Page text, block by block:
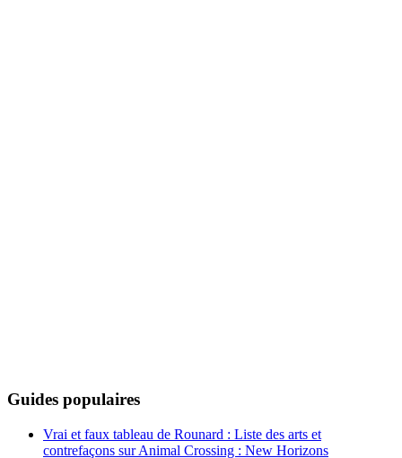
Guides populaires
Vrai et faux tableau de Rounard : Liste des arts et
contrefaçons sur Animal Crossing : New Horizons